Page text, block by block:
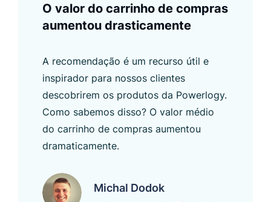
O valor do carrinho de compras
aumentou drasticamente
A recomendação é um recurso útil e
inspirador para nossos clientes
descobrirem os produtos da Powerlogy.
Como sabemos disso? O valor médio
do carrinho de compras aumentou
dramaticamente.
Michal Dodok